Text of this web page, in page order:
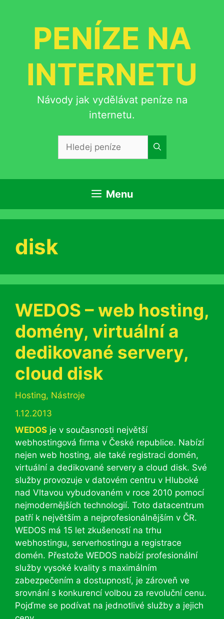
PENÍZE NA
INTERNETU
Návody jak vydělávat peníze na
internetu.
Menu
disk
WEDOS – web hosting,
domény, virtuální a
dedikované servery,
cloud disk
Rubriky
Hosting, Nástroje
1.12.2013
WEDOS je v současnosti největší
webhostingová firma v České republice. Nabízí
nejen web hosting, ale také registraci domén,
virtuální a dedikované servery a cloud disk. Své
služby provozuje v datovém centru v Hluboké
nad Vltavou vybudovaném v roce 2010 pomocí
nejmodernějších technologií. Toto datacentrum
patří k největším a nejprofesionálnějším v ČR.
WEDOS má 15 let zkušeností na trhu
webhostingu, serverhostingu a registrace
domén. Přestože WEDOS nabízí profesionální
služby vysoké kvality s maximálním
zabezpečením a dostupností, je zároveň ve
srovnání s konkurencí volbou za revoluční cenu.
Pojďme se podívat na jednotlivé služby a jejich